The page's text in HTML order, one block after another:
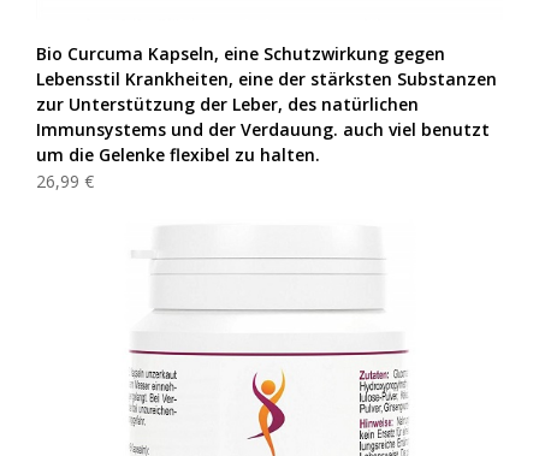
Bio Curcuma Kapseln, eine Schutzwirkung gegen
Lebensstil Krankheiten, eine der stärksten Substanzen
zur Unterstützung der Leber, des natürlichen
Immunsystems und der Verdauung. auch viel benutzt
um die Gelenke flexibel zu halten.
26,99 €